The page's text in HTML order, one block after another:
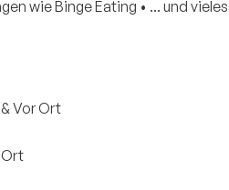
wie Binge Eating • ... und vieles
Vor Ort
Ort